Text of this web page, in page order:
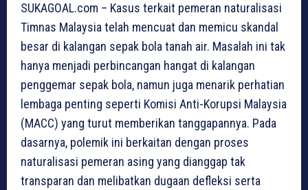
SUKAGOAL.com – Kasus terkait pemeran naturalisasi
Timnas Malaysia telah mencuat dan memicu skandal
besar di kalangan sepak bola tanah air. Masalah ini tak
hanya menjadi perbincangan hangat di kalangan
penggemar sepak bola, namun juga menarik perhatian
lembaga penting seperti Komisi Anti-Korupsi Malaysia
(MACC) yang turut memberikan tanggapannya. Pada
dasarnya, polemik ini berkaitan dengan proses
naturalisasi pemeran asing yang dianggap tak
transparan dan melibatkan dugaan defleksi serta